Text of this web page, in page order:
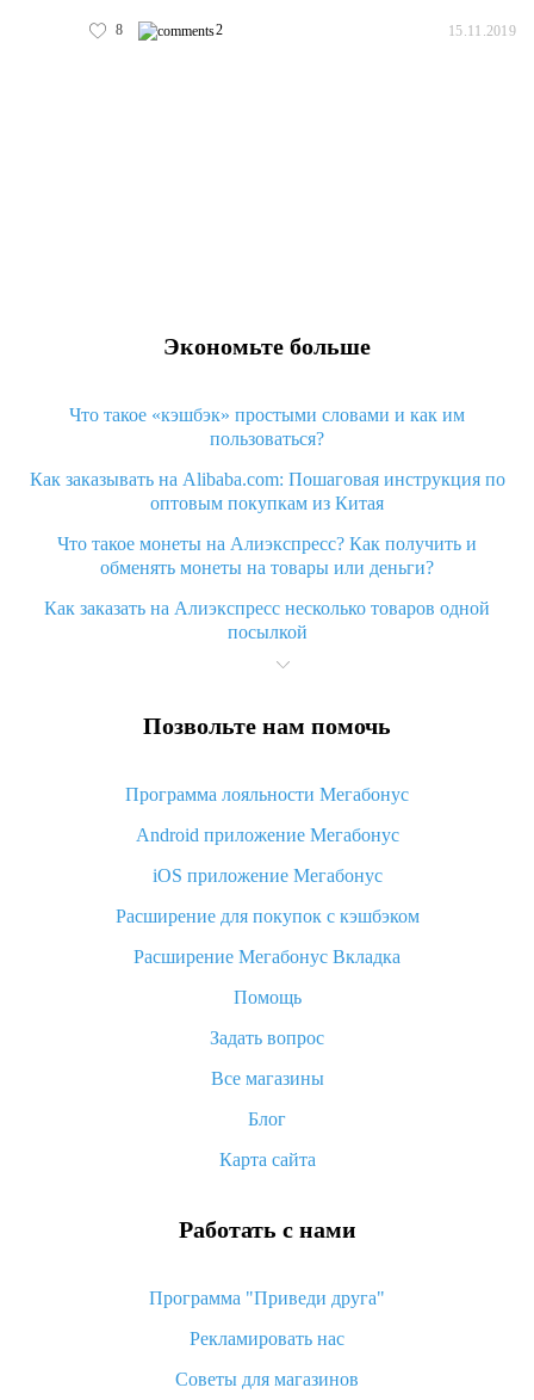
8 2 15.11.2019
Экономьте больше
Что такое «кэшбэк» простыми словами и как им
пользоваться?
Как заказывать на Alibaba.com: Пошаговая инструкция по
оптовым покупкам из Китая
Что такое монеты на Алиэкспресс? Как получить и
обменять монеты на товары или деньги?
Как заказать на Алиэкспресс несколько товаров одной
посылкой
Что значит статус «Заказ закрыт» на Алиэкспресс и что
Что делать, если Алиэкспресс просит ввести паспортные
Как узнать, куда пришла посылка с Алиэкспресс
Вы отменили заказ на Алиэкспресс, когда вернут деньги?
Что такое баллы на Алиэкспресс, как их получить и
«AliExpress Standard Shipping»: что это за метод доставки и
как его отслеживать
Как покупать оптом на Алиэкспресс
Что делать, если не пришел товар с Алиэкспресс
возврата денег
Позвольте нам помочь
Программа лояльности Мегабонус
Android приложение Мегабонус
iOS приложение Мегабонус
Расширение для покупок с кэшбэком
Расширение Мегабонус Вкладка
Помощь
Задать вопрос
Все магазины
Блог
Карта сайта
Работать с нами
Программа "Приведи друга"
Рекламировать нас
Советы для магазинов